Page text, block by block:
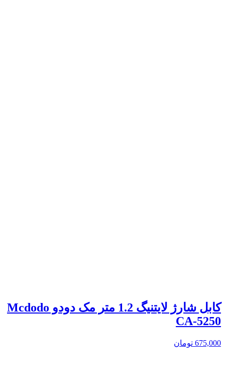
کابل شارژ لایتنیگ 1.2 متر مک دودو Mcdodo
CA-5250
675,000 تومان